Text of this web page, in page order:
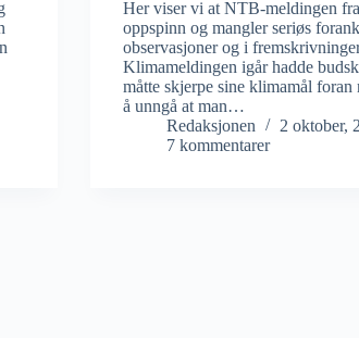
Her viser vi at NTB-meldingen
oppspinn og mangler seriøs
observasjoner og i
Klimameldingen igår hadde
måtte skjerpe sine klimamål foran
å unngå at man…
Redaksjonen
2 oktober,
7 kommentarer